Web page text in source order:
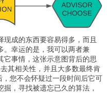
成的东西要容易得多，而且
。幸运的是，我可以两者兼
它事情，这张示意图背后的思
其相关性，并且大多数最终肯
您不会怀疑过一段时间后它可
，寻找被遗忘已久的算法，